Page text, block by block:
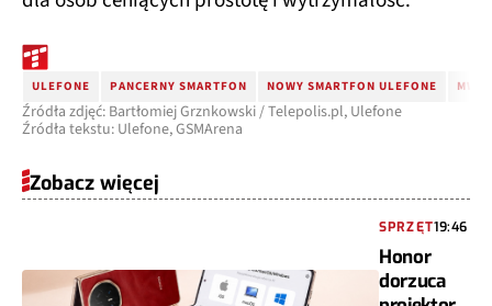
ULEFONE PANCERNY SMARTFON NOWY SMARTFON ULEFONE MWC
Źródła zdjęć: Bartłomiej Grznkowski / Telepolis.pl, Ulefone
Źródła tekstu: Ulefone, GSMArena
Zobacz więcej
SPRZĘT19:46
Honor
dorzuca